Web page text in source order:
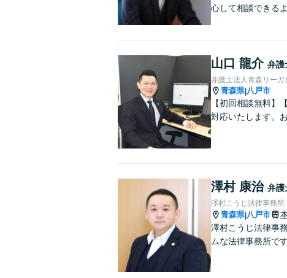
心して相談できる
山口 龍介 弁護
弁護士法人青森リー
青森県|八戸市
【初回相談無料】
対応いたします。
澤村 康治 弁護
澤村こうじ法律事務所
青森県|八戸市
澤村こうじ法律事
ムな法律事務所です